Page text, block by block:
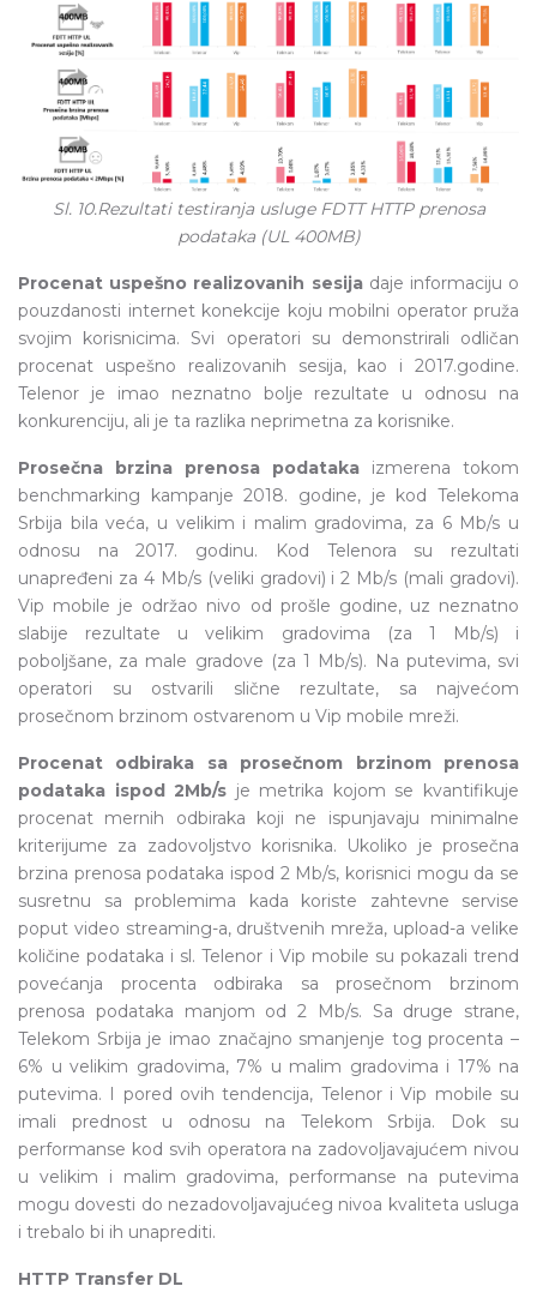
Sl. 10.Rezultati testiranja usluge FDTT HTTP prenosa
podataka (UL 400MB)
Procenat uspešno realizovanih sesija daje informaciju o
pouzdanosti internet konekcije koju mobilni operator pruža
svojim korisnicima. Svi operatori su demonstrirali odličan
procenat uspešno realizovanih sesija, kao i 2017.godine.
Telenor je imao neznatno bolje rezultate u odnosu na
konkurenciju, ali je ta razlika neprimetna za korisnike.
Prosečna brzina prenosa podataka izmerena tokom
benchmarking kampanje 2018. godine, je kod Telekoma
Srbija bila veća, u velikim i malim gradovima, za 6 Mb/s u
odnosu na 2017. godinu. Kod Telenora su rezultati
unapređeni za 4 Mb/s (veliki gradovi) i 2 Mb/s (mali gradovi).
Vip mobile je održao nivo od prošle godine, uz neznatno
slabije rezultate u velikim gradovima (za 1 Mb/s) i
poboljšane, za male gradove (za 1 Mb/s). Na putevima, svi
operatori su ostvarili slične rezultate, sa najvećom
prosečnom brzinom ostvarenom u Vip mobile mreži.
Procenat odbiraka sa prosečnom brzinom prenosa
podataka ispod 2Mb/s je metrika kojom se kvantifikuje
procenat mernih odbiraka koji ne ispunjavaju minimalne
kriterijume za zadovoljstvo korisnika. Ukoliko je prosečna
brzina prenosa podataka ispod 2 Mb/s, korisnici mogu da se
susretnu sa problemima kada koriste zahtevne servise
poput video streaming-a, društvenih mreža, upload-a velike
količine podataka i sl. Telenor i Vip mobile su pokazali trend
povećanja procenta odbiraka sa prosečnom brzinom
prenosa podataka manjom od 2 Mb/s. Sa druge strane,
Telekom Srbija je imao značajno smanjenje tog procenta –
6% u velikim gradovima, 7% u malim gradovima i 17% na
putevima. I pored ovih tendencija, Telenor i Vip mobile su
imali prednost u odnosu na Telekom Srbija. Dok su
performanse kod svih operatora na zadovoljavajućem nivou
u velikim i malim gradovima, performanse na putevima
mogu dovesti do nezadovoljavajućeg nivoa kvaliteta usluga
i trebalo bi ih unaprediti.
HTTP Transfer DL